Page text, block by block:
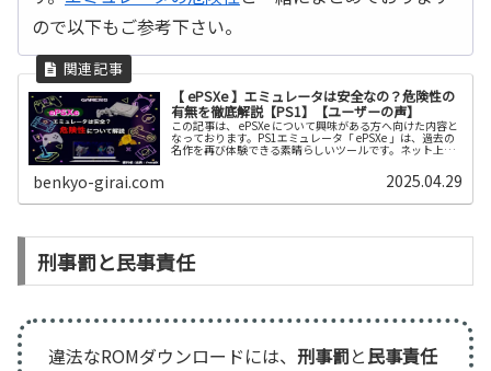
ので以下もご参考下さい。
【 ePSXe 】エミュレータは安全なの？危険性の
有無を徹底解説【PS1】【ユーザーの声】
この記事は、 ePSXe について興味がある方へ向けた内容と
なっております。PS1エミュレータ「 ePSXe 」は、過去の
名作を再び体験できる素晴らしいツールです。ネット上で
け、安全な方法で皆さんのゲームライフが素晴らしいもの
benkyo-girai.com 2025.04.29
刑事罰と民事責任
違法なROMダウンロードには、 刑事罰と民事責任